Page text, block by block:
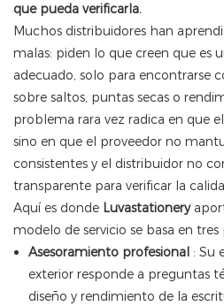
que pueda verificarla.
Muchos distribuidores han
malas: piden lo que creen que es
adecuado, solo para encontrarse
sobre saltos, puntas secas o
problema rara vez radica en que
sino en que el proveedor no
consistentes y el distribuidor no
transparente para verificar la
Aquí es donde Luvastationery
modelo de servicio se basa en tres
Asesoramiento profesional: Su
exterior responde a preguntas
diseño y rendimiento de la